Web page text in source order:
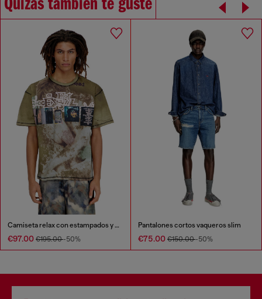
Quizás también te guste
Camiseta relax con estampados y parches por toda la prenda
€97.00 €195.00-50%
Pantalones cortos vaqueros slim
€75.00 €150.00-50%